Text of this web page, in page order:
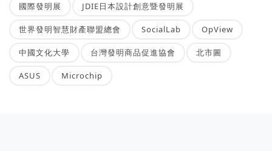
國際發明展 JDIE日本設計創意暨發明展
世界發明智慧財產聯盟總會 SocialLab OpView
中國文化大學 台灣發明商品促進協會 北市圖
ASUS Microchip